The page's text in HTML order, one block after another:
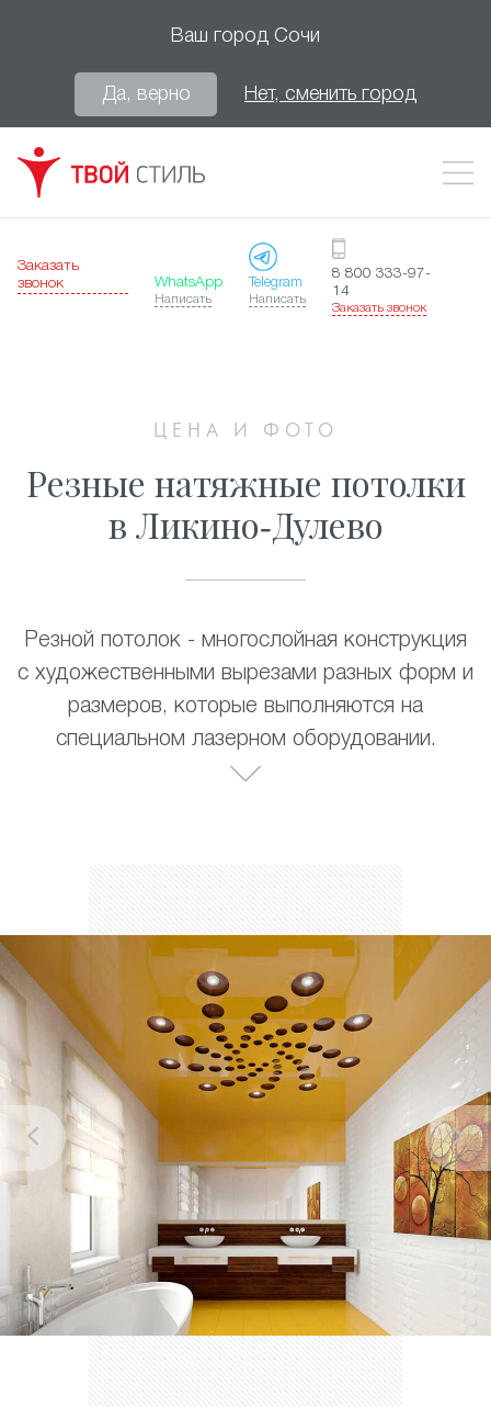
Ваш город Сочи
Да, верно Нет, сменить город
Заказать
звонок
WhatsApp
Написать
Telegram
Написать
8 800 333-97-
14
Заказать звонок
ЦЕНА И ФОТО
Резные натяжные потолки
в Ликино-Дулево
Резной потолок - многослойная конструкция
с художественными вырезами разных форм и
размеров, которые выполняются на
специальном лазерном оборудовании.